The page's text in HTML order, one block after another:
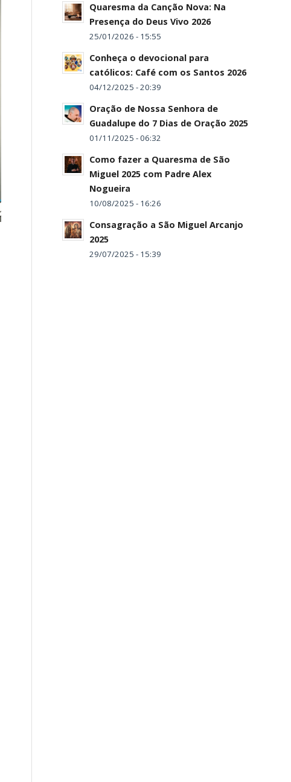
Quaresma da Canção Nova: Na
Presença do Deus Vivo 2026
25/01/2026 - 15:55
Conheça o devocional para
católicos: Café com os Santos 2026
04/12/2025 - 20:39
Oração de Nossa Senhora de
Guadalupe do 7 Dias de Oração 2025
01/11/2025 - 06:32
Como fazer a Quaresma de São
Miguel 2025 com Padre Alex
Nogueira
10/08/2025 - 16:26
Consagração a São Miguel Arcanjo
2025
29/07/2025 - 15:39